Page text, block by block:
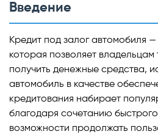
Введение
Кредит под залог автомобиля
которая позволяет
получить денежные средства,
автомобиль в качестве
кредитования набирает
благодаря сочетанию
возможности продолжать